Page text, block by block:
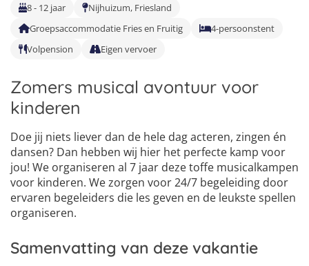
Ponykampen
Meidenkampen
Italië
Kitesurfkampen
8 - 12 jaar
Nijhuizum, Friesland
Groepsaccommodatie Fries en Fruitig
4-persoonstent
Volpension
Eigen vervoer
Zomers musical avontuur voor
kinderen
Doe jij niets liever dan de hele dag acteren, zingen én
dansen? Dan hebben wij hier het perfecte kamp voor
jou! We organiseren al 7 jaar deze toffe musicalkampen
voor kinderen. We zorgen voor 24/7 begeleiding door
ervaren begeleiders die les geven en de leukste spellen
organiseren.
Samenvatting van deze vakantie